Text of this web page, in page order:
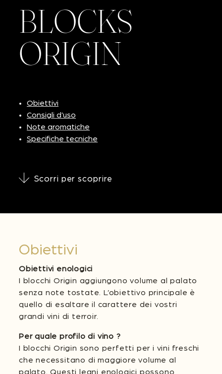
BLOCKS
ORIGIN
Obiettivi
Consigli d’uso
Note aromatiche
Specifiche tecniche
Scorri per scoprire
Obiettivi
Obiettivi enologici
I blocchi Origin aggiungono volume al palato
senza note tostate. L’obiettivo principale è
quello di esaltare il carattere dei vostri
grandi vini di terroir.
Per quale profilo di vino ?
I blocchi Origin sono perfetti per i vini freschi
che necessitano di maggiore volume al
palato. Questi legni enologici possono